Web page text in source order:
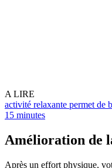
A LIRE
activité relaxante permet de
15 minutes
Amélioration de
Après un effort physique,